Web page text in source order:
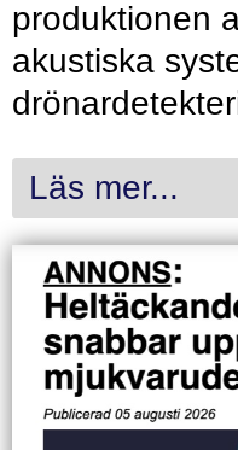
produktionen
akustiska
Läs mer...